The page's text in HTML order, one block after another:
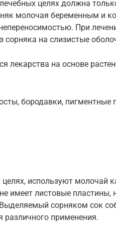
целях должна
молочая беременным и
При
сорняка на слизистые
лекарства на основе
бородавки, пигментные
используют молочай
имеет листовые пластины,
сорняком сок
различного применения.